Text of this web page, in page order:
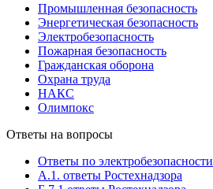
Промышленная безопасность
Энергетическая безопасность
Электробезопасность
Пожарная безопасность
Гражданская оборона
Охрана труда
НАКС
Олимпокс
Ответы на вопросы
Ответы по электробезопасности
А.1. ответы Ростехнадзора